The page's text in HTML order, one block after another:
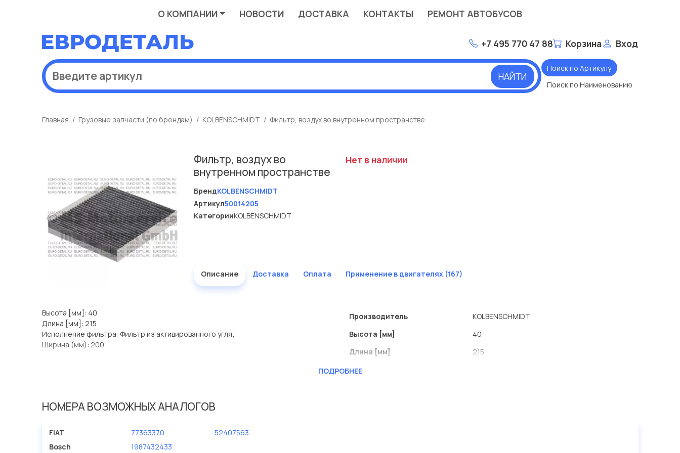
О КОМПАНИИ НОВОСТИ ДОСТАВКА КОНТАКТЫ РЕМОНТ АВТОБУСОВ
+7 495 770 47 88 Корзина Вход
НАЙТИ
Поиск по Артикулу
Поиск по Наименованию
Главная Грузовые запчасти (по брендам) KOLBENSCHMIDT Фильтр, воздух во внутренном пространстве
Фильтр, воздух во
внутренном пространстве
БрендKOLBENSCHMIDT
Артикул50014205
КатегорииKOLBENSCHMIDT
Нет в наличии
Описание Доставка Оплата Применение в двигателях (167)
Высота [мм]: 40
Длина [мм]: 215
Исполнение фильтра: Фильтр из активированного угля;
Ширина (мм): 200
Производитель
KOLBENSCHMIDT
Высота [мм]
40
Длина [мм]
215
Исполнение фильтра
ПОДРОБНЕЕ
НОМЕРА ВОЗМОЖНЫХ АНАЛОГОВ
FIAT 77363370
52407563
Bosch
1987432433